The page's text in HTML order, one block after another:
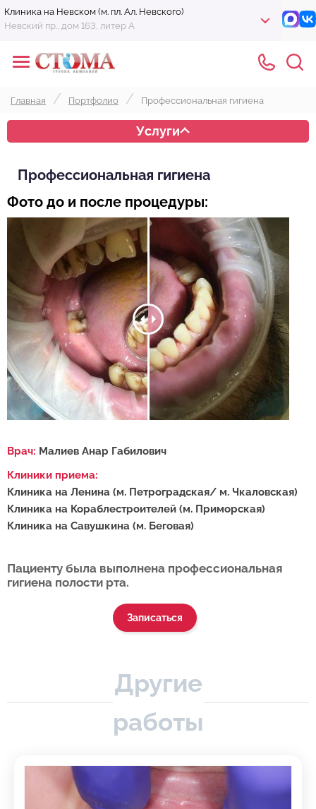
Клиника на Невском (м. пл. Ал. Невского)
Невский пр., дом 163, литер А
Главная Портфолио Профессиональная гигиена
Услуги
Профессиональная гигиена
Фото до и после процедуры:
Врач: Малиев Анар Габилович
Клиники приема:
Клиника на Ленина (м. Петроградская/ м. Чкаловская)
Клиника на Кораблестроителей (м. Приморская)
Клиника на Савушкина (м. Беговая)
Пациенту была выполнена профессиональная
гигиена полости рта.
Записаться
Другие
работы